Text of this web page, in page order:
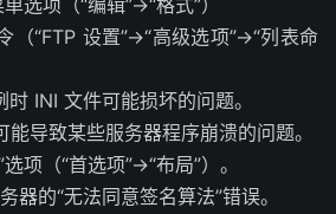
“FTP 设置”->“高级选项”->“列表命
INI 文件可能损坏的问题。
导致某些服务器程序崩溃的问题。
项（“首选项”->“布局”）。
的“无法同意签名算法”错误。